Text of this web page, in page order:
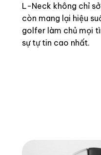
L-Neck không chỉ
còn mang lại hiệu
golfer làm chủ mọi
sự tự tin cao nhất.